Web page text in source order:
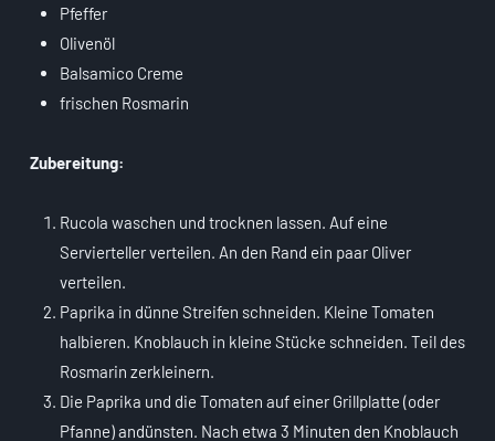
Pfeffer
Olivenöl
Balsamico Creme
frischen Rosmarin
Zubereitung:
Rucola waschen und trocknen lassen. Auf eine
Servierteller verteilen. An den Rand ein paar Oliver
verteilen.
Paprika in dünne Streifen schneiden. Kleine Tomaten
halbieren. Knoblauch in kleine Stücke schneiden. Teil des
Rosmarin zerkleinern.
Die Paprika und die Tomaten auf einer Grillplatte (oder
Pfanne) andünsten. Nach etwa 3 Minuten den Knoblauch